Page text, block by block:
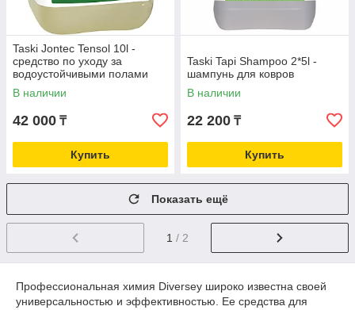
Taski Jontec Tensol 10l -
средство по уходу за
водоустойчивыми полами
В наличии
42 000 ₸
Купить
Taski Tapi Shampoo 2*5l -
шампунь для ковров
В наличии
22 200 ₸
Купить
Показать ещё
1 / 2
Профессиональная химия Diversey широко известна своей
универсальностью и эффективностью. Ее средства для